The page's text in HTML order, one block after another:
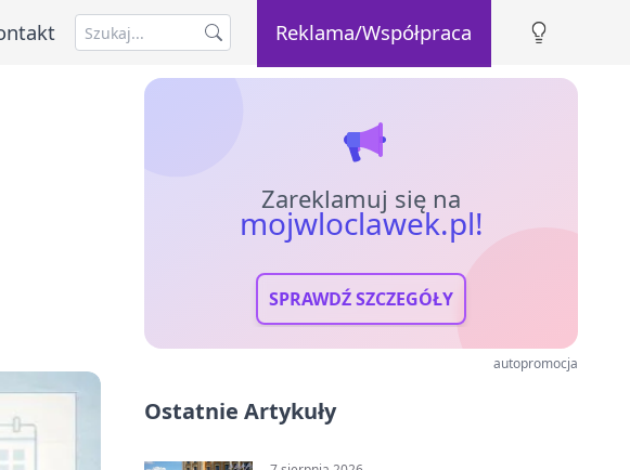
Reklama/Współpraca
Zareklamuj się na
mojwloclawek.pl!
SPRAWDŹ SZCZEGÓŁY
autopromocja
Ostatnie Artykuły